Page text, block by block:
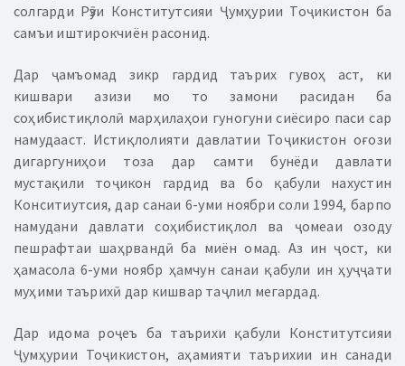
солгарди Рӯзи Конститутсияи Ҷумҳурии Тоҷикистон ба
самъи иштирокчиён расонид.
Дар ҷамъомад зикр гардид таърих гувоҳ аст, ки
кишвари азизи мо то замони расидан ба
соҳибистиқлолӣ марҳилаҳои гуногуни сиёсиро паси сар
намудааст. Истиқлолияти давлатии Тоҷикистон оғози
дигаргуниҳои тоза дар самти бунёди давлати
мустақили тоҷикон гардид ва бо қабули нахустин
Конситиутсия, дар санаи 6-уми ноябри соли 1994, барпо
намудани давлати соҳибистиқлол ва ҷомеаи озоду
пешрафтаи шаҳрвандӣ ба миён омад. Аз ин ҷост, ки
ҳамасола 6-уми ноябр ҳамчун санаи қабули ин ҳуҷҷати
муҳими таърихӣ дар кишвар таҷлил мегардад.
Дар идома роҷеъ ба таърихи қабули Конститутсияи
Ҷумҳурии Тоҷикистон, аҳамияти таърихии ин санади